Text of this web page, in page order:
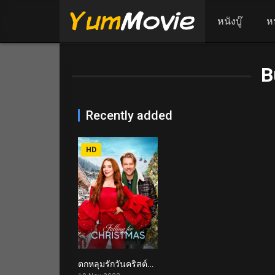
หนังบู๊ ห
Recently added
5.6
HD
ตกหลุมรักวันคริสต์มาส Falling for Christmas (2022)